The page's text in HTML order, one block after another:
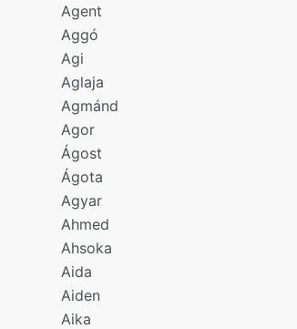
Agent
Aggó
Agi
Aglaja
Agmánd
Agor
Ágost
Ágota
Agyar
Ahmed
Ahsoka
Aida
Aiden
Aika